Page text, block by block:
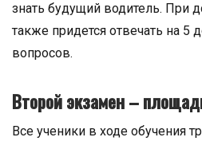
знать будущий водитель. При
также придется отвечать на 5
вопросов.
Второй экзамен –
Все ученики в ходе обучения